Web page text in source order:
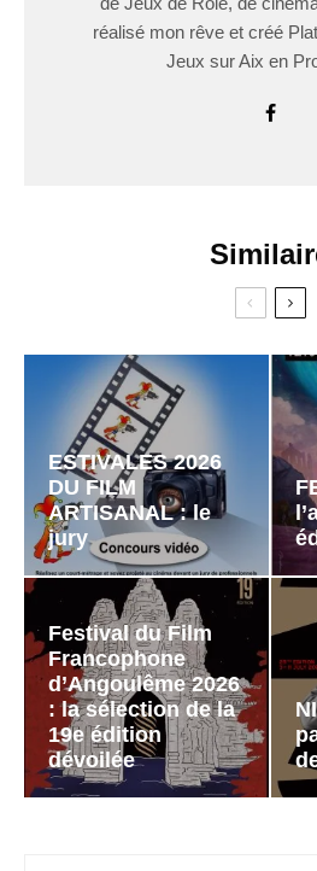
réalisé mon rêve et créé
Jeux sur Aix en
ESTIVALES 2026
DU FILM
ARTISANAL : le
jury
Festival du Film
Francophone
d’Angoulême 2026
: la sélection de la
19e édition
dévoilée